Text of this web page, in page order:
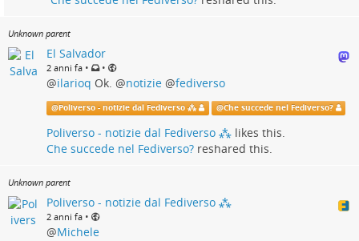
Unknown parent
El Salvador
2 anni fa • •
@ilarioq Ok. @notizie @fediverso
@Poliverso - notizie dal Fediverso ⁂ @Che succede nel Fediverso?
Poliverso - notizie dal Fediverso ⁂ likes this.
Che succede nel Fediverso? reshared this.
Unknown parent
Poliverso - notizie dal Fediverso ⁂
2 anni fa •
@Michele